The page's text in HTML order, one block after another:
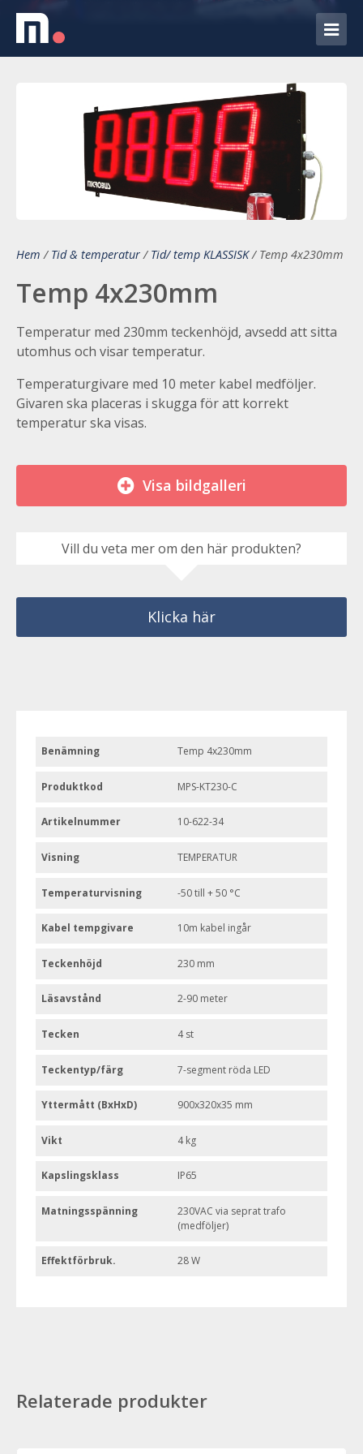
Hem / Tid & temperatur / Tid/ temp KLASSISK/ Temp 4x230mm
Temp 4x230mm
Temperatur med 230mm teckenhöjd, avsedd att sitta
utomhus och visar temperatur.
Temperaturgivare med 10 meter kabel medföljer.
Givaren ska placeras i skugga för att korrekt
temperatur ska visas.
Visa bildgalleri
Vill du veta mer om den här produkten?
Klicka här
Benämning Temp 4x230mm
Produktkod MPS-KT230-C
Artikelnummer 10-622-34
Visning TEMPERATUR
Temperaturvisning -50 till + 50 °C
Kabel tempgivare 10m kabel ingår
Teckenhöjd 230 mm
Läsavstånd 2-90 meter
Tecken 4 st
Teckentyp/färg 7-segment röda LED
Yttermått (BxHxD) 900x320x35 mm
Vikt 4 kg
Kapslingsklass IP65
Matningsspänning
230VAC via seprat trafo
(medföljer)
Effektförbruk. 28 W
Relaterade produkter